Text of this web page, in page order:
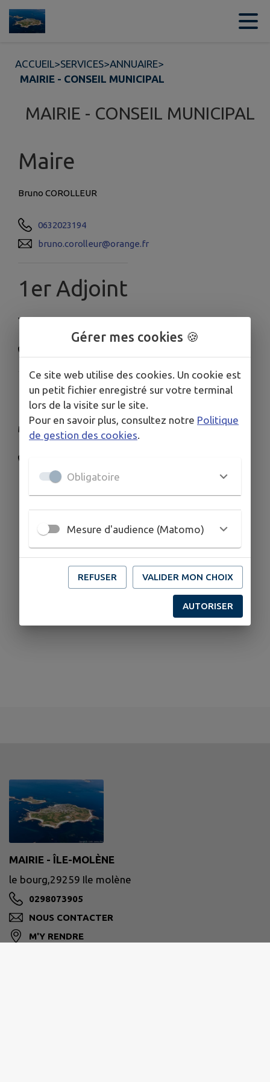
Contenu
ACCUEIL>SERVICES>ANNUAIRE>
MAIRIE - CONSEIL MUNICIPAL
MAIRIE - CONSEIL MUNICIPAL
Maire
Bruno COROLLEUR
0632023194
bruno.corolleur@orange.fr
1er Adjoint
Yann GOARANT
2ème adjointe
Monique PEZARD
MAIRIE - ÎLE-MOLÈNE
le bourg,29259 Ile molène
0298073905
NOUS CONTACTER
M'Y RENDRE
Gérer mes cookies 🍪
Ce site web utilise des cookies. Un cookie est
un petit fichier enregistré sur votre terminal
lors de la visite sur le site.
Pour en savoir plus, consultez notre Politique
de gestion des cookies.
Obligatoire
Mesure d'audience (Matomo)
REFUSER VALIDER MON CHOIX
AUTORISER